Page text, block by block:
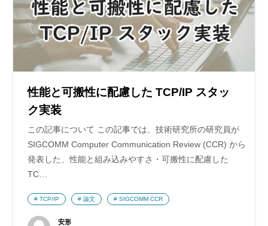
性能と可搬性に配慮した TCP/IP スタッ
ク実装
この記事について この記事では、技術研究所の研究員が
SIGCOMM Computer Communication Review (CCR) から
発表した、性能と組み込みやすさ・可搬性に配慮した
TC…
安形
TCP/IP 論文 SIGCOMM CCR